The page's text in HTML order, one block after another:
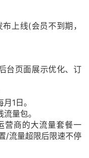
上线(会员不到期，
台页面展示优化、订
1日。
量包。
营商的大流量套餐一
/流量超限后限速不停